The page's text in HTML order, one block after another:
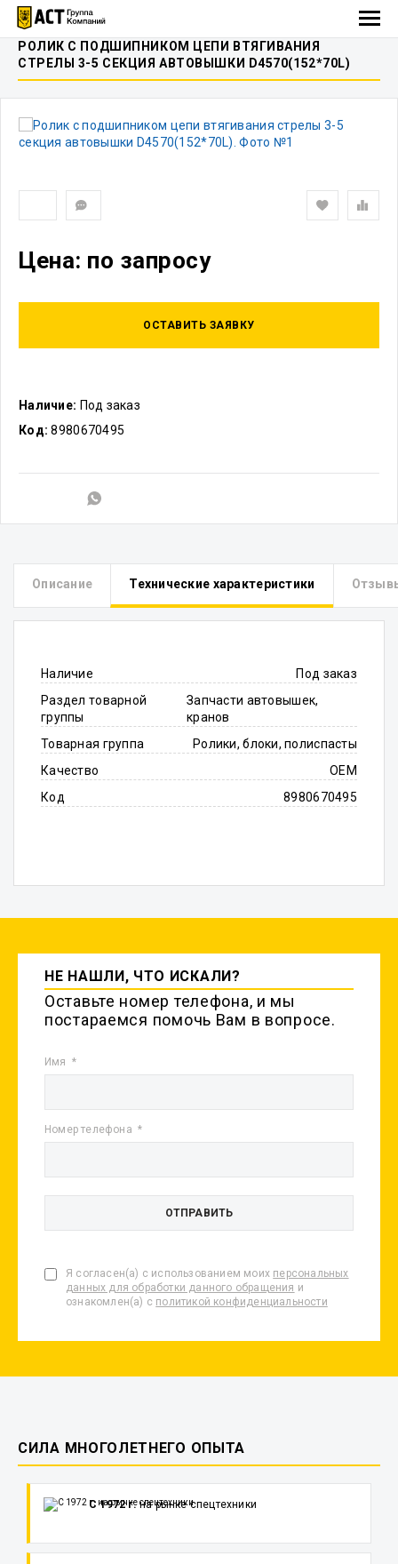
РОЛИК C ПОДШИПНИКОМ ЦЕПИ ВТЯГИВАНИЯ
СТРЕЛЫ 3-5 СЕКЦИЯ АВТОВЫШКИ D4570(152*70L)
Наличие: Под заказ
Код: 8980670495
Цена: по запросу
ОСТАВИТЬ ЗАЯВКУ
Описание Технические характеристики
Наличие
Под заказ
Раздел товарной
группы
Запчасти автовышек,
кранов
Товарная группа
Ролики, блоки, полиспасты
Качество
OEM
Код
8980670495
НЕ НАШЛИ, ЧТО ИСКАЛИ?
Оставьте номер телефона, и мы
постараемся помочь Вам в вопросе.
Имя
Номер телефона
Я согласен(а) с использованием моих персональных
данных для обработки данного обращения и
ознакомлен(а) с политикой конфиденциальности
СИЛА МНОГОЛЕТНЕГО ОПЫТА
С 1972 г.на рынке спецтехники